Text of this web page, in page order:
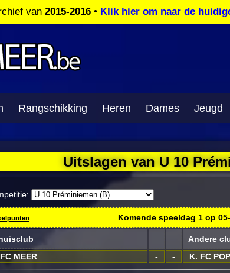
van 2015-2016 • Klik hier om naar de
Rangschikking Heren Dames Jeugd
Uitslagen van U 10
Komende speeldag 1 op
Andere
MEER
- - K. FC